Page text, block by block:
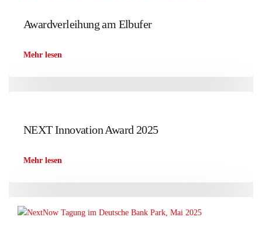
Awardverleihung am Elbufer
Mehr lesen
NEXT Innovation Award 2025
Mehr lesen